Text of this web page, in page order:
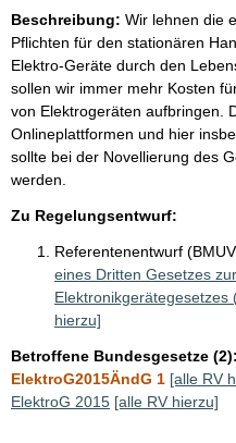
Beschreibung: Wir lehnen die
Pflichten für den stationären
Elektro-Geräte durch den
sollen wir immer mehr Kosten
von Elektrogeräten aufbringen.
Onlineplattformen und hier
sollte bei der Novellierung des
werden.
Zu Regelungsentwurf:
Referentenentwurf
eines Dritten Gesetzes
Elektronikgerätegesetzes
hierzu]
Betroffene Bundesgesetze (2):
ElektroG2015ÄndG 1 [alle RV
ElektroG 2015 [alle RV hierzu]